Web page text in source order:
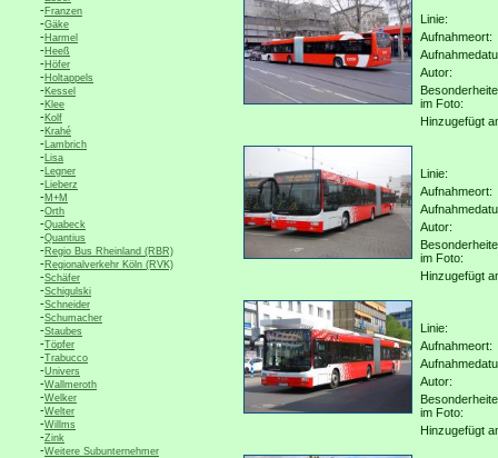
-Franzen
-Gäke
-Harmel
-Heeß
-Höfer
-Holtappels
-Kessel
-Klee
-Kolf
-Krahé
-Lambrich
-Lisa
-Legner
-Lieberz
-M+M
-Orth
-Quabeck
-Quantius
-Regio Bus Rheinland (RBR)
-Regionalverkehr Köln (RVK)
-Schäfer
-Schigulski
-Schneider
-Schumacher
-Staubes
-Töpfer
-Trabucco
-Univers
-Wallmeroth
-Welker
-Welter
-Willms
-Zink
-Weitere Subunternehmer
Linie:
Aufnahmeort:
Autor:
im Foto:
Hinzugefügt
Linie:
Aufnahmeort:
Autor:
im Foto:
Hinzugefügt
Linie:
Aufnahmeort:
Autor:
im Foto:
Hinzugefügt